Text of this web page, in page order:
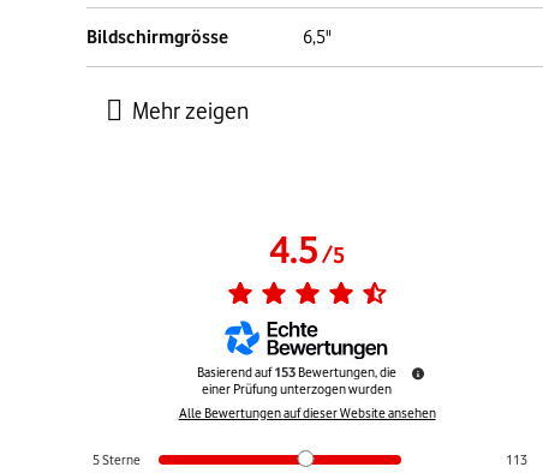
Bildschirmgrösse 6,5"
4.5/5
Basierend auf153 Bewertungen, die
einer Prüfung unterzogen wurden
Alle Bewertungen auf dieser Website ansehen
5Sterne
113